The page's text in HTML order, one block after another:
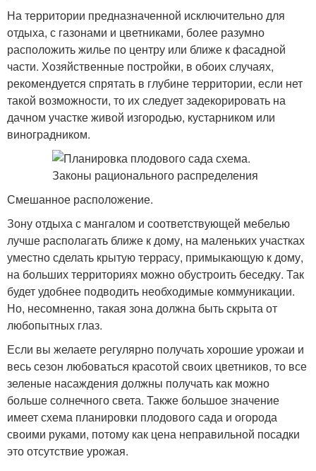
На территории предназначенной исключительно для
отдыха, с газонами и цветниками, более разумно
расположить жилье по центру или ближе к фасадной
части. Хозяйственные постройки, в обоих случаях,
рекомендуется спрятать в глубине территории, если нет
такой возможности, то их следует задекорировать на
дачном участке живой изгородью, кустарником или
виноградником.
Смешанное расположение.
Зону отдыха с мангалом и соответствующей мебелью
лучше располагать ближе к дому, на маленьких участках
уместно сделать крытую террасу, примыкающую к дому,
на больших территориях можно обустроить беседку. Так
будет удобнее подводить необходимые коммуникации.
Но, несомненно, такая зона должна быть скрыта от
любопытных глаз.
Если вы желаете регулярно получать хорошие урожаи и
весь сезон любоваться красотой своих цветников, то все
зеленые насаждения должны получать как можно
больше солнечного света. Также большое значение
имеет схема планировки плодового сада и огорода
своими руками, потому как цена неправильной посадки
это отсутствие урожая.